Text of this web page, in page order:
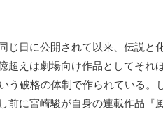
日に公開されて以来、伝説と
えは劇場向け作品としてそれ
う破格の体制で作られている
前に宮崎駿が自身の連載作品『